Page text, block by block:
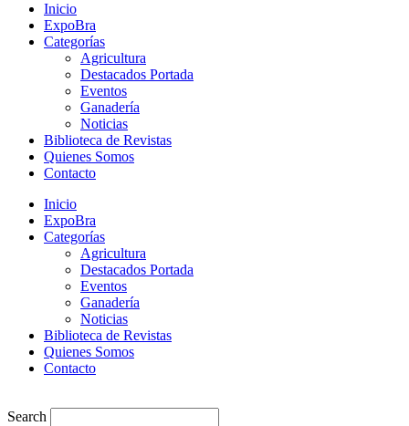
Inicio
ExpoBra
Categorías
Agricultura
Destacados Portada
Eventos
Ganadería
Noticias
Biblioteca de Revistas
Quienes Somos
Contacto
Inicio
ExpoBra
Categorías
Agricultura
Destacados Portada
Eventos
Ganadería
Noticias
Biblioteca de Revistas
Quienes Somos
Contacto
Search